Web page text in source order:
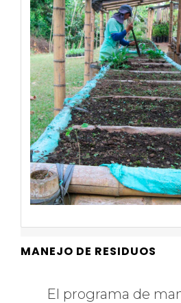
MANEJO DE RESIDUOS
El programa de